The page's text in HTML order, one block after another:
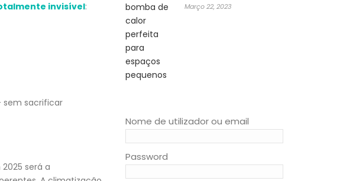
invisível:
sacrificar
será a
Março 22, 2023
Nome de utilizador ou email
Password